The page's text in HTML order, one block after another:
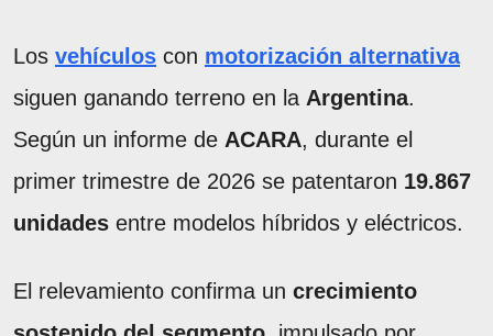
Los vehículos con motorización alternativa
siguen ganando terreno en la Argentina.
Según un informe de ACARA, durante el
primer trimestre de 2026 se patentaron 19.867
unidades entre modelos híbridos y eléctricos.
El relevamiento confirma un crecimiento